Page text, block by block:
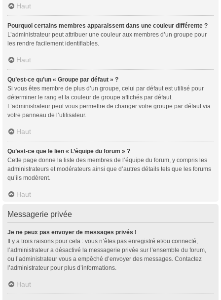
Haut
Pourquoi certains membres apparaissent dans une couleur différente ?
L’administrateur peut attribuer une couleur aux membres d’un groupe pour
les rendre facilement identifiables.
Haut
Qu’est-ce qu’un « Groupe par défaut » ?
Si vous êtes membre de plus d’un groupe, celui par défaut est utilisé pour
déterminer le rang et la couleur de groupe affichés par défaut.
L’administrateur peut vous permettre de changer votre groupe par défaut via
votre panneau de l’utilisateur.
Haut
Qu’est-ce que le lien « L’équipe du forum » ?
Cette page donne la liste des membres de l’équipe du forum, y compris les
administrateurs et modérateurs ainsi que d’autres détails tels que les forums
qu’ils modèrent.
Haut
Messagerie privée
Je ne peux pas envoyer de messages privés !
Il y a trois raisons pour cela : vous n’êtes pas enregistré et/ou connecté,
l’administrateur a désactivé la messagerie privée sur l’ensemble du forum,
ou l’administrateur vous a empêché d’envoyer des messages. Contactez
l’administrateur pour plus d’informations.
Haut